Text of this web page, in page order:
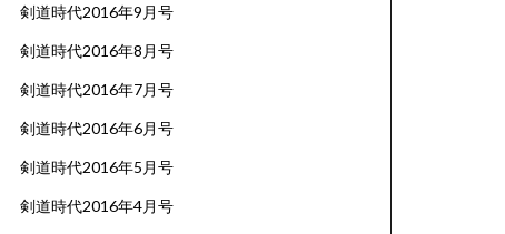
剣道時代2016年9月号
剣道時代2016年8月号
剣道時代2016年7月号
剣道時代2016年6月号
剣道時代2016年5月号
剣道時代2016年4月号